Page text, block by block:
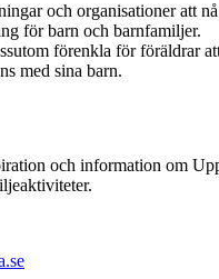
och organisationer att
för barn och barnfamiljer.
förenkla för föräldrar
med sina barn.
och information om